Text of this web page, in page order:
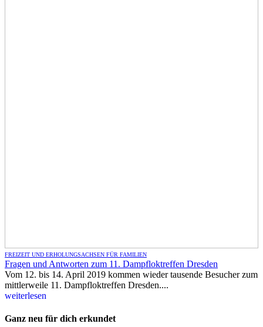
FREIZEIT UND ERHOLUNGSACHSEN FÜR FAMILIEN
Fragen und Antworten zum 11. Dampfloktreffen Dresden
Vom 12. bis 14. April 2019 kommen wieder tausende Besucher zum
mittlerweile 11. Dampfloktreffen Dresden....
weiterlesen
Ganz neu für dich erkundet